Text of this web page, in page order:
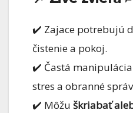
✔️ Zajace potrebujú
čistenie a pokoj.
✔️ Častá
stres a obranné
✔️ Môžu škriabať